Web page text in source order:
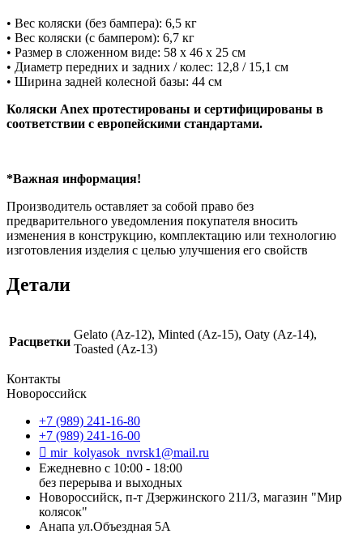
• Вес коляски (без бампера): 6,5 кг
• Вес коляски (с бампером): 6,7 кг
• Размер в сложенном виде: 58 х 46 х 25 см
• Диаметр передних и задних / колес: 12,8 / 15,1 см
• Ширина задней колесной базы: 44 см
Коляски Anex протестированы и сертифицированы в
соответствии с европейскими стандартами.
*Важная информация!
Производитель оставляет за собой право без
предварительного уведомления покупателя вносить
изменения в конструкцию, комплектацию или технологию
изготовления изделия с целью улучшения его свойств
Детали
Расцветки
Gelato (Az-12), Minted (Az-15), Oaty (Az-14),
Toasted (Az-13)
Контакты
Новороссийск
+7 (989) 241-16-80
+7 (989) 241-16-00
mir_kolyasok_nvrsk1@mail.ru
Ежедневно с 10:00 - 18:00
без перерыва и выходных
Новороссийск, п-т Дзержинского 211/3, магазин "Мир
колясок"
Анапа ул.Объездная 5А